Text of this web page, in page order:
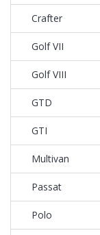
Crafter
Golf VII
Golf VIII
GTD
GTI
Multivan
Passat
Polo